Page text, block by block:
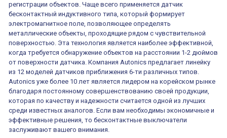
регистрации объектов. Чаще всего применяется датчик
бесконтактный индуктивного типа, который формирует
электромагнитное поле, позволяющее определять
металлические объекты, проходящие рядом с чувствительной
поверхностью. Эта технология является наиболее эффективной,
когда требуется обнаружение объектов на расстоянии 1-2 дюймов
от поверхности датчика. Компания Autonics предлагает линейку
из 12 моделей датчиков приближения 6-ти различных типов.
Autonics уже более 10 лет является лидером на корейском рынке
благодаря постоянному совершенствованию своей продукции,
которая по качеству и надежности считается одной из лучших
среди известных аналогов. Если вам необходимы экономичные и
эффективные решения, то бесконтактные выключатели
заслуживают вашего внимания.